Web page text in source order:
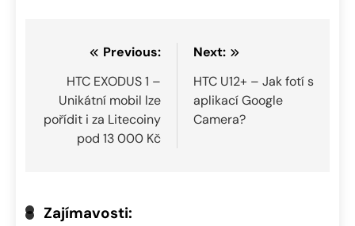
Navigace
pro
příspěvek
Previous:
HTC EXODUS 1 –
Unikátní mobil lze
pořídit i za Litecoiny
pod 13 000 Kč
Next:
HTC U12+ – Jak fotí s
aplikací Google
Camera?
Zajímavosti: